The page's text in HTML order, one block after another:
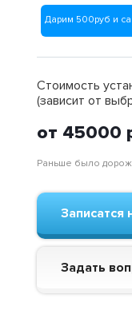
Дарим 500руб и
Стоимость
(зависит от
от 45000
Раньше было
Записатся
Задать